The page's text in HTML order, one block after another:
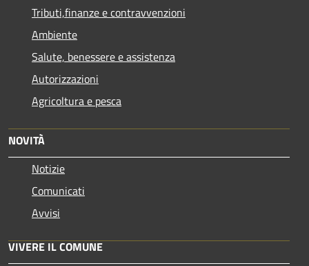
Tributi,finanze e contravvenzioni
Ambiente
Salute, benessere e assistenza
Autorizzazioni
Agricoltura e pesca
NOVITÀ
Notizie
Comunicati
Avvisi
VIVERE IL COMUNE